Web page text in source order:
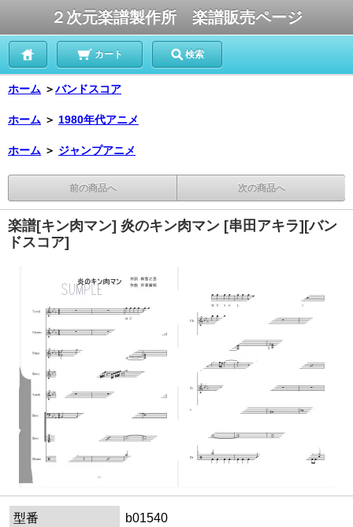
２次元楽譜製作所 楽譜販売ページ
カート 検索
ホーム ＞バンドスコア
ホーム ＞ 1980年代アニメ
ホーム ＞ ジャンプアニメ
前の商品へ 次の商品へ
楽譜[キン肉マン] 炎のキン肉マン [串田アキラ][バン
ドスコア]
型番
b01540